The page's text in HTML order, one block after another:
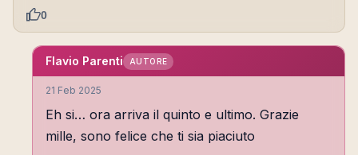
0
Flavio Parenti AUTORE
21 Feb 2025
Eh si… ora arriva il quinto e ultimo. Grazie
mille, sono felice che ti sia piaciuto